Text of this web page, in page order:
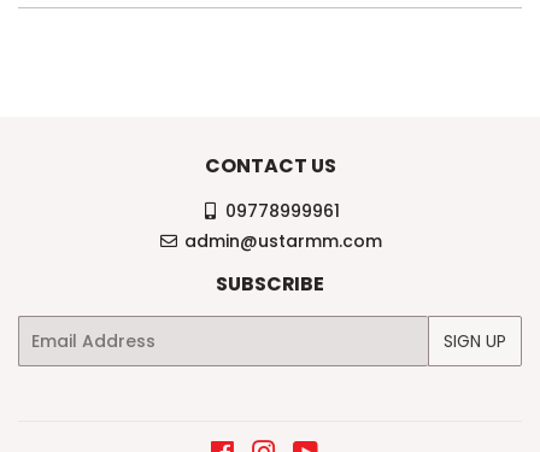
CONTACT US
09778999961
admin@ustarmm.com
SUBSCRIBE
Email SIGN UP